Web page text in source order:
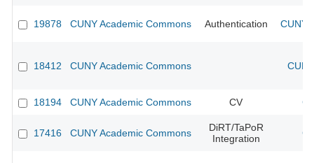
19878 CUNY Academic Commons Authentication CUNY
18412 CUNY Academic Commons
18194 CUNY Academic Commons CV
17416 CUNY Academic Commons
DiRT/TaPoR
Integration